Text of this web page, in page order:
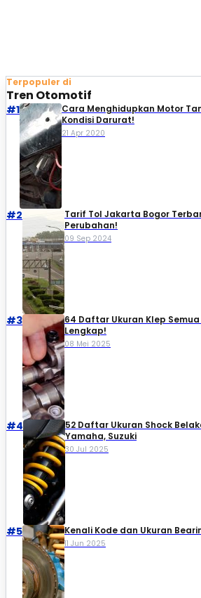
Terpopuler di
Tren Otomotif
#1
Cara Menghidupkan Motor
Kondisi Darurat!
21 Apr 2020
#2
Tarif Tol Jakarta Bogor
Perubahan!
09 Sep 2024
#3
64 Daftar Ukuran Klep
Lengkap!
08 Mei 2025
#4
52 Daftar Ukuran Shock
Yamaha, Suzuki​
30 Jul 2025
#5 Kenali Kode dan Ukuran
11 Jun 2025